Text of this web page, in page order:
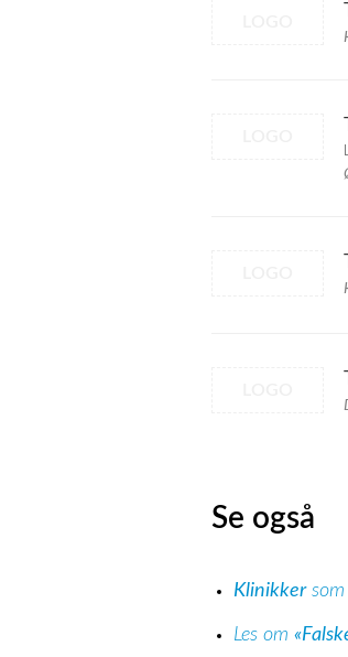
Se også
Klinikkersom
Les om